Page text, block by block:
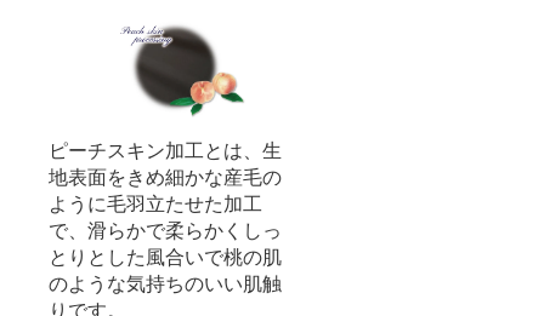
ピーチスキン加工とは、生
地表面をきめ細かな産毛の
ように毛羽立たせた加工
で、滑らかで柔らかくしっ
とりとした風合いで桃の肌
のような気持ちのいい肌触
りです。